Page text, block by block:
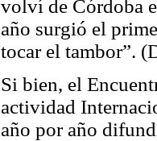
volví de Córdoba
año surgió el
tocar el tambor”.
Si bien, el
actividad
año por año